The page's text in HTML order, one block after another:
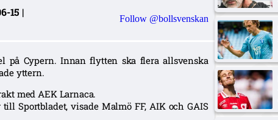
15 |
Follow @bollsvenskan
på Cypern. Innan flytten ska flera allsvenska
yttern.
med AEK Larnaca.
Sportbladet, visade Malmö FF, AIK och GAIS